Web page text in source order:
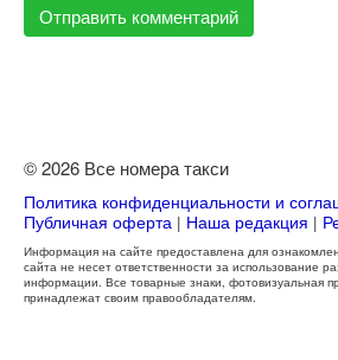
© 2026 Все номера такси
Политика конфиденциальности и
Публичная оферта | Наша редакция |
Информация на сайте предоставлена для
сайта не несет ответственности за использование
информации. Все товарные знаки, фотовизуальная
принадлежат своим правообладателям.